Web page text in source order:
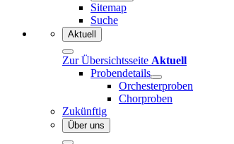
Sitemap
Suche
Aktuell
Zur Übersichtsseite Aktuell
Probendetails
Orchesterproben
Chorproben
Zukünftig
Über uns